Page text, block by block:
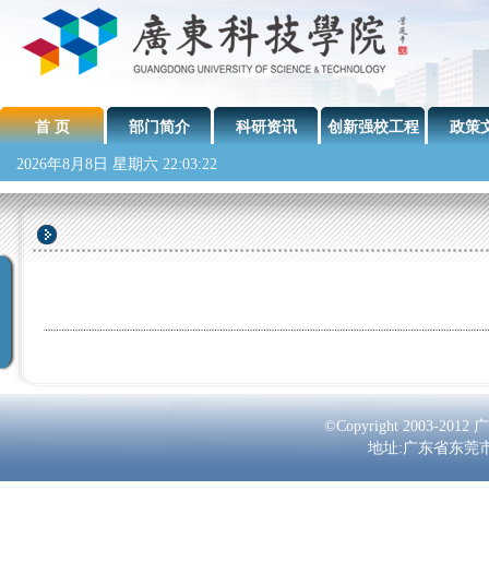
首 页 部门简介 科研资讯 创新强校工程 政策
2026年8月8日 星期六 22:03:22
©Copyright 2003-2012
地址:广东省东莞